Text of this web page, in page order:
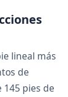
lineal más
de
pies de